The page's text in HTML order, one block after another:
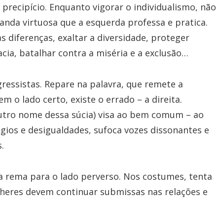
Enquanto vigorar o individualismo, não
virtuosa que a esquerda professa e pratica.
diferenças, exaltar a diversidade, proteger
batalhar contra a miséria e a exclusão…
Repare na palavra, que remete a
o lado certo, existe o errado – a direita.
nome dessa súcia) visa ao bem comum – ao
e desigualdades, sufoca vozes dissonantes e
para o lado perverso. Nos costumes, tenta
devem continuar submissas nas relações e